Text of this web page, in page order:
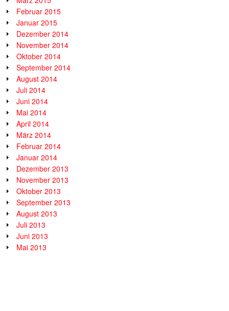
Februar 2015
Januar 2015
Dezember 2014
November 2014
Oktober 2014
September 2014
August 2014
Juli 2014
Juni 2014
Mai 2014
April 2014
März 2014
Februar 2014
Januar 2014
Dezember 2013
November 2013
Oktober 2013
September 2013
August 2013
Juli 2013
Juni 2013
Mai 2013